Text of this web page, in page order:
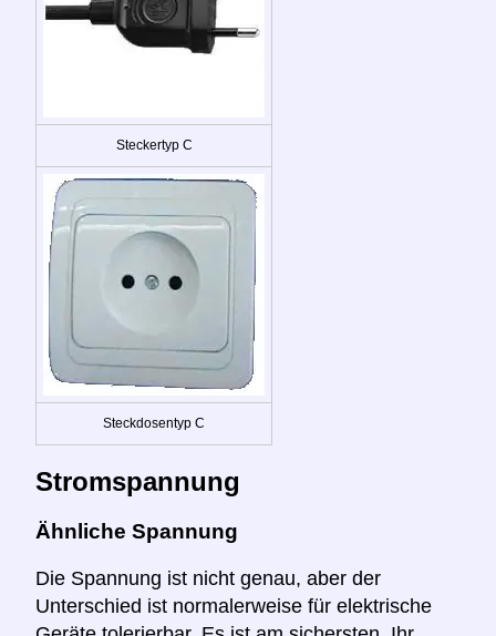
Steckertyp C
Steckdosentyp C
Stromspannung
Ähnliche Spannung
Die Spannung ist nicht genau, aber der
Unterschied ist normalerweise für elektrische